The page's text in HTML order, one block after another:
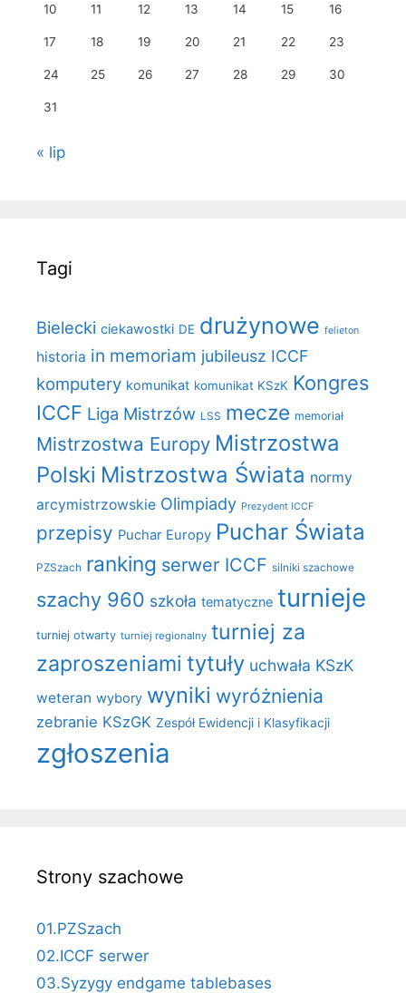
10 11 12 13 14 15 16
17 18 19 20 21 22 23
24 25 26 27 28 29 30
31
« lip
Tagi
Bielecki ciekawostki DE drużynowe felieton
historia in memoriam jubileusz ICCF
komputery komunikat komunikat KSzK Kongres
ICCF Liga Mistrzów LSS mecze memoriał
Mistrzostwa Europy Mistrzostwa
Polski Mistrzostwa Świata normy
arcymistrzowskie Olimpiady Prezydent ICCF
przepisy Puchar Europy Puchar Świata
PZSzach ranking serwer ICCF silniki szachowe
szachy 960 szkoła tematyczne turnieje
turniej otwarty turniej regionalny turniej za
zaproszeniami tytuły uchwała KSzK
weteran wybory wyniki wyróżnienia
zebranie KSzGK Zespół Ewidencji i Klasyfikacji
zgłoszenia
Strony szachowe
01.PZSzach
02.ICCF serwer
03.Syzygy endgame tablebases